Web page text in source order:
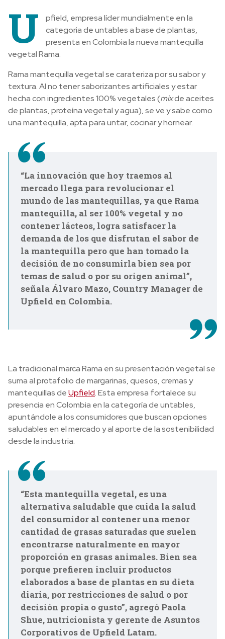
U
pfield, empresa líder mundialmente en la
categoria de untables a base de plantas,
presenta en Colombia la nueva mantequilla
vegetal Rama.
Rama mantequilla vegetal se carateriza por su sabor y
textura. Al no tener saborizantes artificiales y estar
hecha con ingredientes 100% vegetales (mixde aceites
de plantas, proteína vegetal y agua), se ve y sabe como
una mantequilla, apta para untar, cocinar y hornear.
“La innovación que hoy traemos al
mercado llega para revolucionar el
mundo de las mantequillas, ya que Rama
mantequilla, al ser 100% vegetal y no
contener lácteos, logra satisfacer la
demanda de los que disfrutan el sabor de
la mantequilla pero que han tomado la
decisión de no consumirla bien sea por
temas de salud o por su origen animal”,
señala Álvaro Mazo, Country Manager de
Upfield en Colombia.
La tradicional marca Rama en su presentación vegetal se
suma al protafolio de margarinas, quesos, cremas y
mantequillas deUpfield. Esta empresa fortalece su
presencia en Colombia en la categoría de untables,
apuntándole a los consumidores que buscan opciones
saludables en el mercado y al aporte de la sostenibilidad
desde la industria.
“Esta mantequilla vegetal, es una
alternativa saludable que cuida la salud
del consumidor al contener una menor
cantidad de grasas saturadas que suelen
encontrarse naturalmente en mayor
proporción en grasas animales. Bien sea
porque prefieren incluir productos
elaborados a base de plantas en su dieta
diaria, por restricciones de salud o por
decisión propia o gusto”, agregó Paola
Shue, nutricionista y gerente de Asuntos
Corporativos de Upfield Latam.